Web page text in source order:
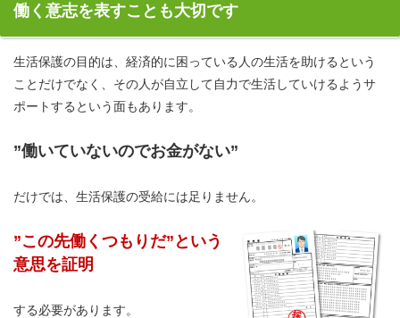
働く意志を表すことも大切です
生活保護の目的は、経済的に困っている人の生活を助けるという
ことだけでなく、その人が自立して自力で生活していけるようサ
ポートするという面もあります。
”働いていないのでお金がない”
だけでは、生活保護の受給には足りません。
”この先働くつもりだ”という
意思を証明
する必要があります。